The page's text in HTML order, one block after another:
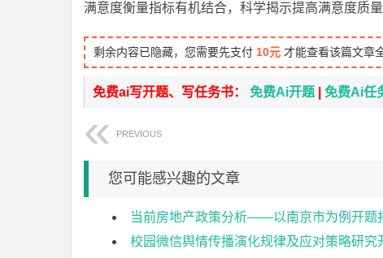
满意度衡量指标有机结合，科学揭示提高满意度质
剩余内容已隐藏，您需要先支付 10元 才能查看该篇文章
免费ai写开题、写任务书： 免费Ai开题 免费Ai任
PREVIOUS
您可能感兴趣的文章
当前房地产政策分析——以南京市为例开题
校园微信舆情传播演化规律及应对策略研究